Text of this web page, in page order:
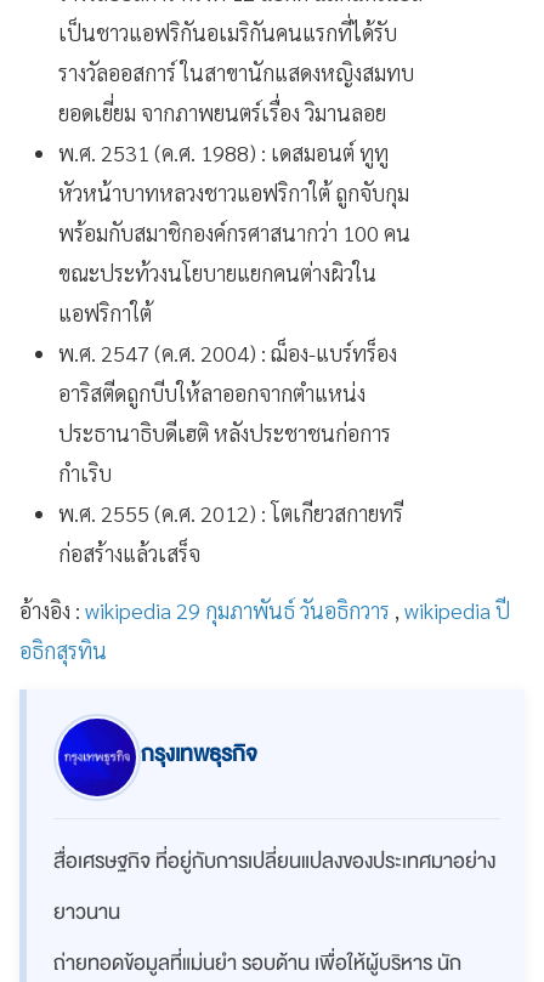
เป็นชาวแอฟริกันอเมริกันคนแรกที่ได้รับ
รางวัลออสการ์ ในสาขานักแสดงหญิงสมทบ
ยอดเยี่ยม จากภาพยนตร์เรื่อง วิมานลอย
พ.ศ. 2531 (ค.ศ. 1988) : เดสมอนต์ ทูทู
หัวหน้าบาทหลวงชาวแอฟริกาใต้ ถูกจับกุม
พร้อมกับสมาชิกองค์กรศาสนากว่า 100 คน
ขณะประท้วงนโยบายแยกคนต่างผิวใน
แอฟริกาใต้
พ.ศ. 2547 (ค.ศ. 2004) : ฌ็อง-แบร์ทร็อง
อาริสตีดถูกบีบให้ลาออกจากตำแหน่ง
ประธานาธิบดีเฮติ หลังประชาชนก่อการ
กำเริบ
พ.ศ. 2555 (ค.ศ. 2012) : โตเกียวสกายทรี
ก่อสร้างแล้วเสร็จ
อ้างอิง : wikipedia 29 กุมภาพันธ์ วันอธิกวาร , wikipedia ปี
อธิกสุรทิน
กรุงเทพธุรกิจ
สื่อเศรษฐกิจ ที่อยู่กับการเปลี่ยนแปลงของประเทศมาอย่าง
ยาวนาน
ถ่ายทอดข้อมูลที่แม่นยำ รอบด้าน เพื่อให้ผู้บริหาร นัก